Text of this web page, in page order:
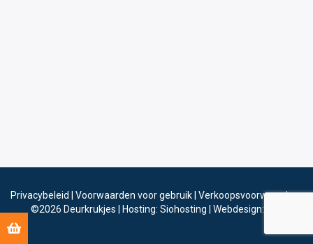
Privacybeleid Voorwaarden voor gebruik Verkoopsvoorwaarden
©2026 Deurkrukjes Hosting: Siohosting Webdesign: Sinergio